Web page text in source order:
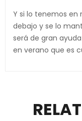
Y si lo tenemos
debajo y se lo
será de gran
en verano que es